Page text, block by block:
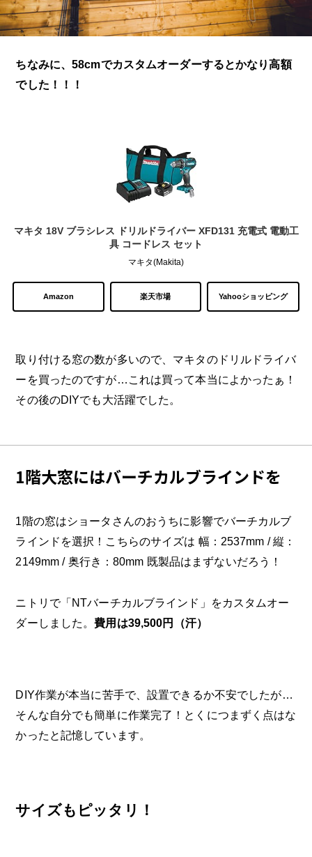
ちなみに、58cmでカスタムオーダーするとかなり高額
でした！！！
マキタ 18V ブラシレス ドリルドライバー XFD131 充電式 電動工
具 コードレス セット
マキタ(Makita)
Amazon 楽天市場 Yahooショッピング
取り付ける窓の数が多いので、マキタのドリルドライバ
ーを買ったのですが…これは買って本当によかったぁ！
その後のDIYでも大活躍でした。
1階大窓にはバーチカルブラインドを
1階の窓はショータさんのおうちに影響でバーチカルブ
ラインドを選択！こちらのサイズは 幅：2537mm / 縦：
2149mm / 奥行き：80mm 既製品はまずないだろう！
ニトリで「NTバーチカルブラインド」をカスタムオー
ダーしました。費用は39,500円（汗）
DIY作業が本当に苦手で、設置できるか不安でしたが…
そんな自分でも簡単に作業完了！とくにつまずく点はな
かったと記憶しています。
サイズもピッタリ！